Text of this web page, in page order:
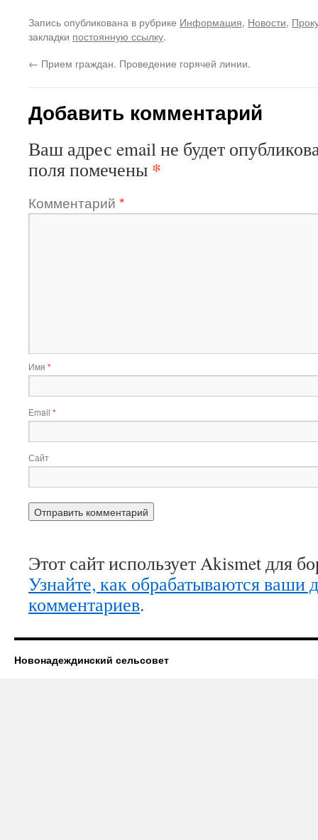
Запись опубликована в рубрике Информация, Новости,
закладки постоянную ссылку.
← Прием граждан. Проведение горячей линии.
Добавить комментарий
Ваш адрес email не будет
поля помечены *
Комментарий *
Имя *
Email *
Сайт
Этот сайт использует Akismet для
Узнайте, как обрабатываются ваши
комментариев.
Новонадеждинский сельсовет